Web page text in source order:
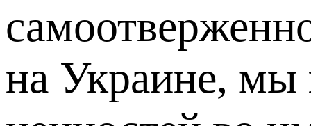
на Украине, мы